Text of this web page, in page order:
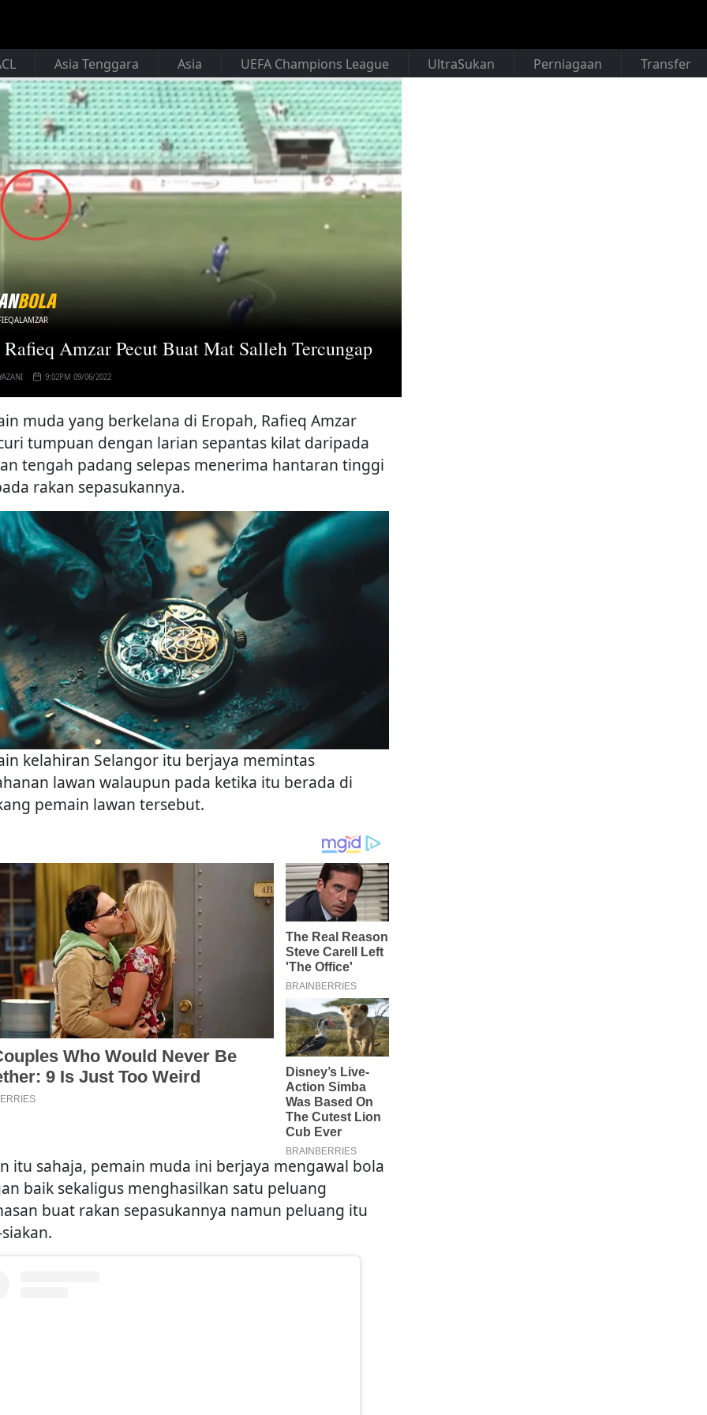
Asia Tenggara Asia UEFA Champions League UltraSukan Perniagaan Transfer
Amzar Pecut Buat Mat Salleh Tercungap
9:02PM 09/06/2022
muda yang berkelana di Eropah, Rafieq Amzar
tumpuan dengan larian sepantas kilat daripada
tengah padang selepas menerima hantaran tinggi
rakan sepasukannya.
kelahiran Selangor itu berjaya memintas
lawan walaupun pada ketika itu berada di
pemain lawan tersebut.
itu sahaja, pemain muda ini berjaya mengawal bola
baik sekaligus menghasilkan satu peluang
buat rakan sepasukannya namun peluang itu